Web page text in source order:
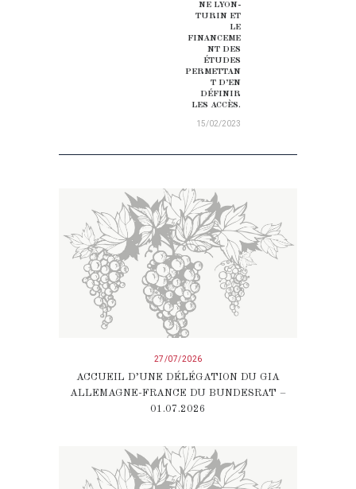
NE LYON-
TURIN ET
LE
FINANCEME
NT DES
ÉTUDES
PERMETTAN
T D’EN
DÉFINIR
LES ACCÈS.
15/02/2023
27/07/2026
ACCUEIL D’UNE DÉLÉGATION DU GIA
ALLEMAGNE-FRANCE DU BUNDESRAT –
01.07.2026